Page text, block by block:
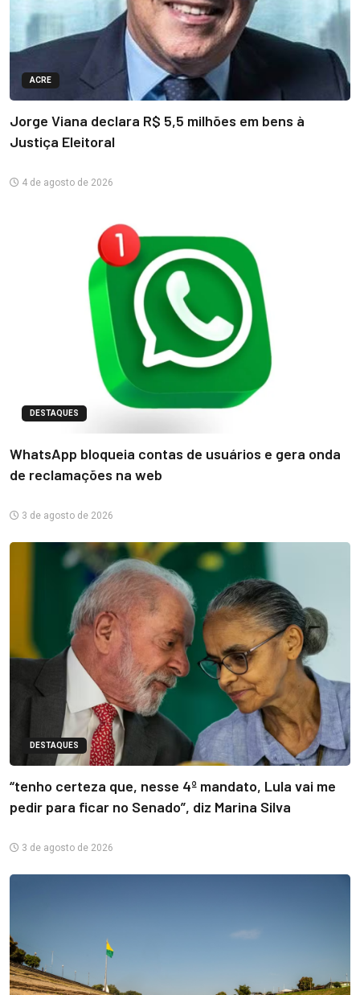
ACRE
Jorge Viana declara R$ 5,5 milhões em bens à
Justiça Eleitoral
4 de agosto de 2026
DESTAQUES
WhatsApp bloqueia contas de usuários e gera onda
de reclamações na web
3 de agosto de 2026
DESTAQUES
“tenho certeza que, nesse 4º mandato, Lula vai me
pedir para ficar no Senado”, diz Marina Silva
3 de agosto de 2026